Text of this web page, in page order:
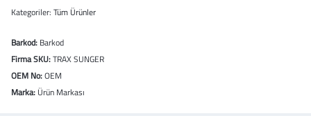
Kategoriler: Tüm Ürünler
Barkod: Barkod
Firma SKU:TRAX SUNGER
OEM No:OEM
Marka: Ürün Markası